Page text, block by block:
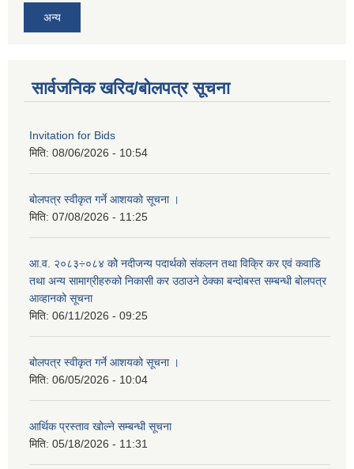
अन्य
सार्वजनिक खरिद/बोलपत्र सूचना
Invitation for Bids
मिति: 08/06/2026 - 10:54
बोलपत्र स्वीकृत गर्ने आशयको सूचना ।
मिति: 07/08/2026 - 11:25
आ.व. २०८३÷०८४ कोे नदीजन्य पदार्थको संकलन तथा विक्रि कर एवं कवाडि
तथा अन्य सामाग्रीहरुको निकासी कर उठाउने ठेक्का बन्दोबस्त सम्बन्धी बोलपत्र
आव्हानको सूचना
मिति: 06/11/2026 - 09:25
बोलपत्र स्वीकृत गर्ने आशयको सूचना ।
मिति: 06/05/2026 - 10:04
आर्थिक प्रस्ताव खोल्ने सम्बन्धी सूचना
मिति: 05/18/2026 - 11:31